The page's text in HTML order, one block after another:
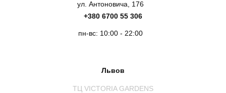
ул. Антоновича, 176
+380 6700 55 306
пн-вс: 10:00 - 22:00
Львов
ТЦ VICTORIA GARDENS